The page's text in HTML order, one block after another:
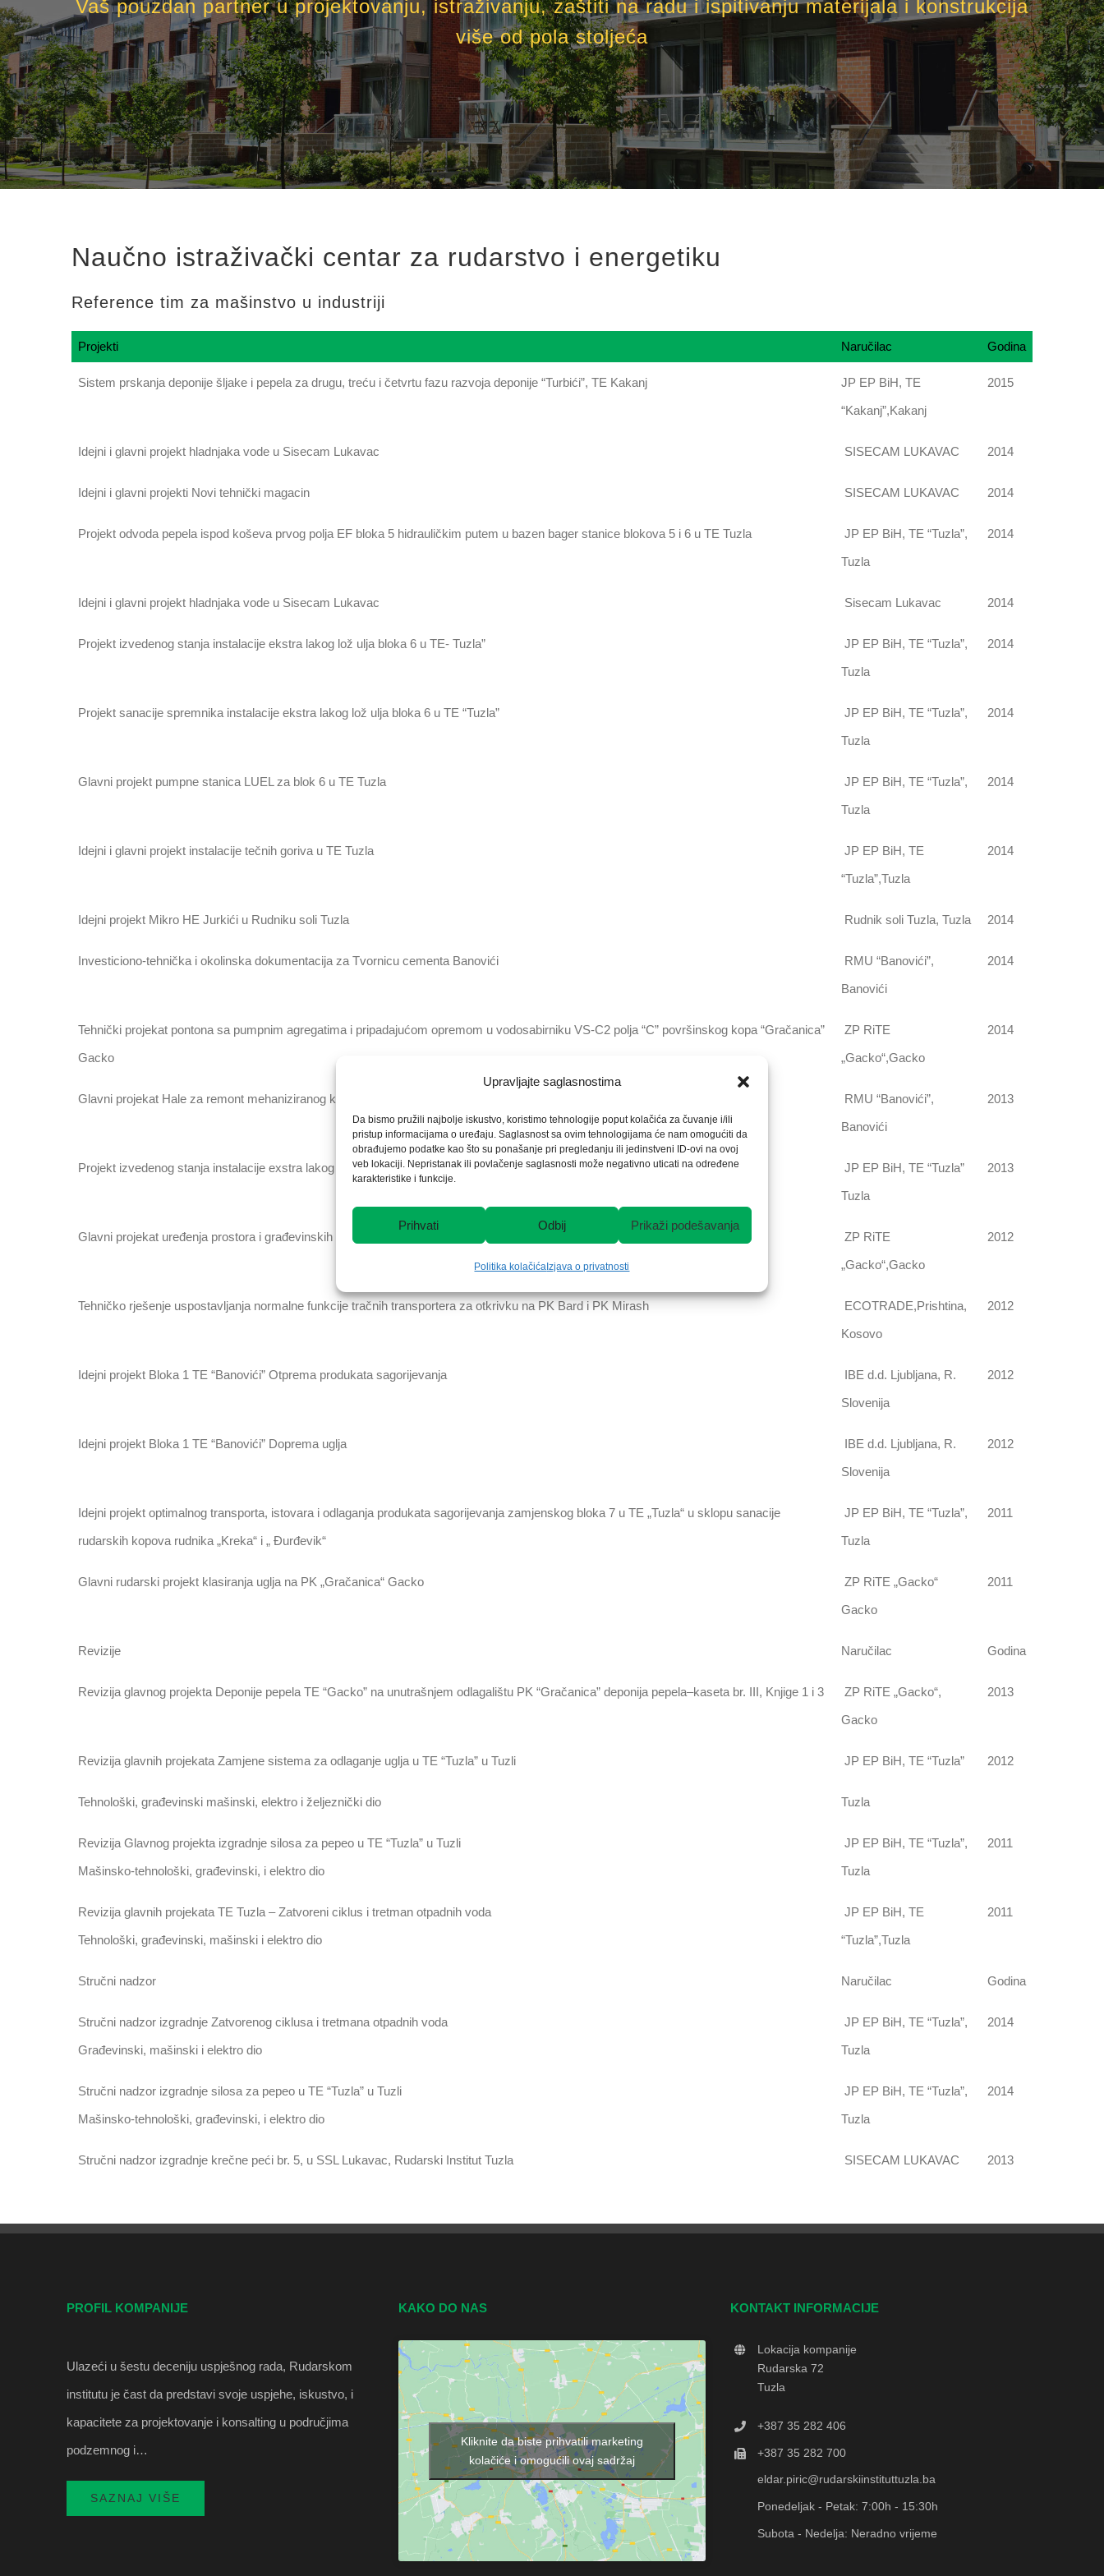
Upravljajte saglasnostima
Da bismo pružili najbolje iskustvo, koristimo tehnologije poput kolačića za čuvanje i/ili
pristup informacijama o uređaju. Saglasnost sa ovim tehnologijama će nam omogućiti da
obrađujemo podatke kao što su ponašanje pri pregledanju ili jedinstveni ID-ovi na ovoj
veb lokaciji. Nepristanak ili povlačenje saglasnosti može negativno uticati na određene
karakteristike i funkcije.
Prihvati Odbij Prikaži podešavanja
Politika kolačića Izjava o privatnosti
Vaš pouzdan partner u projektovanju, istraživanju, zaštiti na radu i ispitivanju materijala i konstrukcija
više od pola stoljeća
Naučno istraživački centar za rudarstvo i energetiku
Reference tim za mašinstvo u industriji
Projekti Naručilac Godina
Sistem prskanja deponije šljake i pepela za drugu, treću i četvrtu fazu razvoja deponije “Turbići”, TE Kakanj
JP EP BiH, TE
“Kakanj”,Kakanj
2015
Idejni i glavni projekt hladnjaka vode u Sisecam Lukavac SISECAM LUKAVAC 2014
Idejni i glavni projekti Novi tehnički magacin SISECAM LUKAVAC 2014
Projekt odvoda pepela ispod koševa prvog polja EF bloka 5 hidrauličkim putem u bazen bager stanice blokova 5 i 6 u TE Tuzla
JP EP BiH, TE “Tuzla”,
Tuzla
2014
Idejni i glavni projekt hladnjaka vode u Sisecam Lukavac Sisecam Lukavac 2014
Projekt izvedenog stanja instalacije ekstra lakog lož ulja bloka 6 u TE- Tuzla”
JP EP BiH, TE “Tuzla”,
Tuzla
2014
Projekt sanacije spremnika instalacije ekstra lakog lož ulja bloka 6 u TE “Tuzla”
JP EP BiH, TE “Tuzla”,
Tuzla
2014
Glavni projekt pumpne stanica LUEL za blok 6 u TE Tuzla
JP EP BiH, TE “Tuzla”,
Tuzla
2014
Idejni i glavni projekt instalacije tečnih goriva u TE Tuzla
JP EP BiH, TE
“Tuzla”,Tuzla
2014
Idejni projekt Mikro HE Jurkići u Rudniku soli Tuzla Rudnik soli Tuzla, Tuzla 2014
Investiciono-tehnička i okolinska dokumentacija za Tvornicu cementa Banovići
RMU “Banovići”,
Banovići
2014
Tehnički projеkаt pontona sa pumpnim agregatima i pripadajućom opremom u vodosabirniku VS-C2 polja “C” površinskog kopa “Gračanica”
Gacko
ZP RiTE
„Gacko“,Gacko
2014
Glavni projekat Hale za remont mehaniziranog kompleksa RMU “Banovići”
RMU “Banovići”,
Banovići
2013
Projekt izvedenog stanja instalacije exstra lakog lož ulja bloka 6 u TE- Tuzla”
JP EP BiH, TE “Tuzla”
Tuzla
2013
Glavni projеkаt uređenja prostora i građevinskih objekata industrijskog kruga Polja C PK “Gračanica” – Gacko
ZP RiTE
„Gacko“,Gacko
2012
Tehničko rješenje uspostavljanja normalne funkcije tračnih transportera za otkrivku na PK Bard i PK Mirash
ECOTRADE,Prishtina,
Kosovo
2012
Idejni projekt Bloka 1 TE “Banovići” Otprema produkata sagorijevanja
IBE d.d. Ljubljana, R.
Slovenija
2012
Idejni projekt Bloka 1 TE “Banovići” Doprema uglja
IBE d.d. Ljubljana, R.
Slovenija
2012
Idejni projekt optimalnog transporta, istovara i odlaganja produkata sagorijevanja zamjenskog bloka 7 u TE „Tuzla“ u sklopu sanacije
rudarskih kopova rudnika „Kreka“ i „ Đurđevik“
JP EP BiH, TE “Tuzla”,
Tuzla
2011
Glavni rudarski projekt klasiranja uglja na PK „Gračanica“ Gacko
ZP RiTE „Gacko“
Gacko
2011
Revizije Naručilac Godina
Revizija glavnog projekta Deponije pepela TE “Gacko” na unutrašnjem odlagalištu PK “Gračanica” deponija pepela–kaseta br. III, Knjige 1 i 3
ZP RiTE „Gacko“,
Gacko
2013
Revizija glavnih projekata Zamjene sistema za odlaganje uglja u TE “Tuzla” u Tuzli JP EP BiH, TE “Tuzla” 2012
Tehnološki, građevinski mašinski, elektro i željeznički dio Tuzla
Revizija Glavnog projekta izgradnje silosa za pepeo u TE “Tuzla” u Tuzli
Mašinsko-tehnološki, građevinski, i elektro dio
JP EP BiH, TE “Tuzla”,
Tuzla
2011
Revizija glavnih projekata TE Tuzla – Zatvoreni ciklus i tretman otpadnih voda
Tehnološki, građevinski, mašinski i elektro dio
JP EP BiH, TE
“Tuzla”,Tuzla
2011
Stručni nadzor Naručilac Godina
Stručni nadzor izgradnje Zatvorenog ciklusa i tretmana otpadnih voda
Građevinski, mašinski i elektro dio
JP EP BiH, TE “Tuzla”,
Tuzla
2014
Stručni nadzor izgradnje silosa za pepeo u TE “Tuzla” u Tuzli
Mašinsko-tehnološki, građevinski, i elektro dio
JP EP BiH, TE “Tuzla”,
Tuzla
2014
Stručni nadzor izgradnje krečne peći br. 5, u SSL Lukavac, Rudarski Institut Tuzla SISECAM LUKAVAC 2013
PROFIL KOMPANIJE
Ulazeći u šestu deceniju uspješnog rada, Rudarskom
institutu je čast da predstavi svoje uspjehe, iskustvo, i
kapacitete za projektovanje i konsalting u područjima
podzemnog i…
SAZNAJ VIŠE
KAKO DO NAS
Kliknite da biste prihvatili marketing
kolačiće i omogućili ovaj sadržaj
KONTAKT INFORMACIJE
Lokacija kompanije
Rudarska 72
Tuzla
+387 35 282 406
+387 35 282 700
eldar.piric@rudarskiinstituttuzla.ba
Ponedeljak - Petak: 7:00h - 15:30h
Subota - Nedelja: Neradno vrijeme